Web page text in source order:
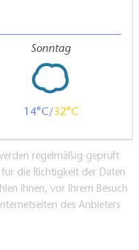
Sonntag
14 32
regelmäßig geprüft
die Richtigkeit der Daten
Ihnen, vor Ihrem Besuch
des Anbieters